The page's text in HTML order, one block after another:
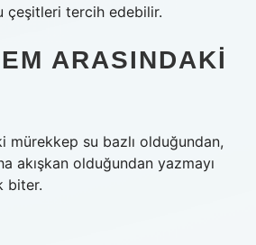
çeşitleri tercih edebilir.
ARASINDAKI
su bazlı olduğundan,
akışkan olduğundan yazmayı
biter.